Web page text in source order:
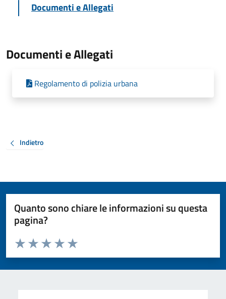
Documenti e Allegati
Documenti e Allegati
Regolamento di polizia urbana
Indietro
Quanto sono chiare le informazioni su questa
pagina?
Valuta da 1 a 5 stelle la pagina
Valuta 5 stelle su 5
Valuta 4 stelle su 5
Valuta 3 stelle su 5
Valuta 2 stelle su 5
Valuta 1 stelle su 5